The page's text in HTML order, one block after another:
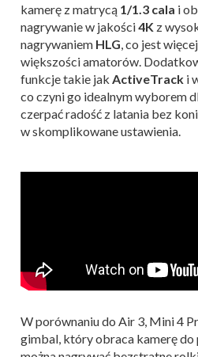
kamerę z matrycą 1/1.3 cala i
nagrywanie w jakości4K z
nagrywaniem HLG , co jest
większości amatorów.
funkcje takie jak ActiveTrack i
co czyni go idealnym wyborem
czerpać radość z latania bez
w skomplikowane ustawienia.
W porównaniu do Air 3, Mini 4
gimbal, który obraca kamerę do